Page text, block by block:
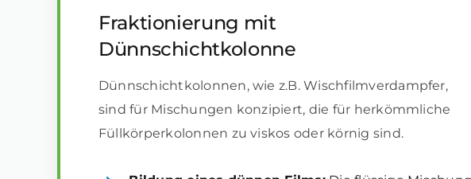
Fraktionierung mit
Dünnschichtkolonne
Dünnschichtkolonnen, wie z.B. Wischfilmverdampfer,
sind für Mischungen konzipiert, die für herkömmliche
Füllkörperkolonnen zu viskos oder körnig sind.